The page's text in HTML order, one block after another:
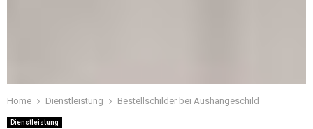
Home Dienstleistung Bestellschilder bei Aushangeschild
Dienstleistung